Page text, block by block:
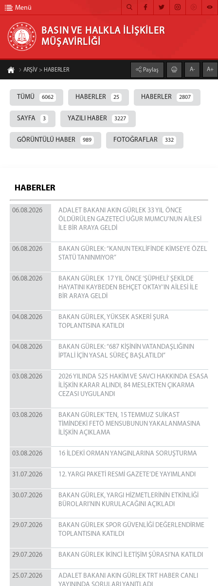
BASIN VE HALKLA İLİŞKİLER MÜŞAVİRLİĞİ
ANA SAYFA
MÜŞAVİRLİĞİMİZ
HABER ARŞİVİ
FOTOĞRAF ARŞİVİ
İLETİŞİM
Menü
BASIN VE HALKLA İLİŞKİLER
MÜŞAVİRLİĞİ
ARŞİV > HABERLER Paylaş A- A+
TÜMÜ 6062 HABERLER 25 HABERLER 2807
SAYFA 3 YAZILI HABER 3227
GÖRÜNTÜLÜ HABER 989 FOTOĞRAFLAR 332
HABERLER
06.08.2026
ADALET BAKANI AKIN GÜRLEK 33 YIL ÖNCE
ÖLDÜRÜLEN GAZETECİ UĞUR MUMCU’NUN AİLESİ
İLE BİR ARAYA GELDİ
06.08.2026
BAKAN GÜRLEK: “KANUN TEKLİFİNDE KİMSEYE ÖZEL
STATÜ TANINMIYOR”
06.08.2026
BAKAN GÜRLEK 17 YIL ÖNCE ‘ŞÜPHELİ’ ŞEKİLDE
HAYATINI KAYBEDEN BEHÇET OKTAY’IN AİLESİ İLE
BİR ARAYA GELDİ
04.08.2026
BAKAN GÜRLEK, YÜKSEK ASKERİ ŞURA
TOPLANTISINA KATILDI
04.08.2026
BAKAN GÜRLEK: “687 KİŞİNİN VATANDAŞLIĞININ
İPTALİ İÇİN YASAL SÜREÇ BAŞLATILDI”
03.08.2026
2026 YILINDA 525 HAKİM VE SAVCI HAKKINDA ESASA
İLİŞKİN KARAR ALINDI, 84 MESLEKTEN ÇIKARMA
CEZASI UYGULANDI
03.08.2026
BAKAN GÜRLEK’TEN, 15 TEMMUZ SUİKAST
TİMİNDEKİ FETÖ MENSUBUNUN YAKALANMASINA
İLİŞKİN AÇIKLAMA
03.08.2026 16 İLDEKİ ORMAN YANGINLARINA SORUŞTURMA
31.07.2026 12. YARGI PAKETİ RESMİ GAZETE’DE YAYIMLANDI
30.07.2026
BAKAN GÜRLEK, YARGI HİZMETLERİNİN ETKİNLİĞİ
BÜROLARI’NIN KURULACAĞINI AÇIKLADI
29.07.2026
BAKAN GÜRLEK SPOR GÜVENLİĞİ DEĞERLENDİRME
TOPLANTISINA KATILDI
29.07.2026 BAKAN GÜRLEK İKİNCİ İLETİŞİM ŞÛRASI’NA KATILDI
25.07.2026
ADALET BAKANI AKIN GÜRLEK TRT HABER CANLI